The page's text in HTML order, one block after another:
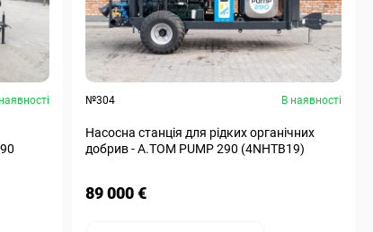
№304 В наявності
Насосна станція для рідких органічних
добрив - А.ТОМ PUMP 290 (4NHTB19)
89 000 €